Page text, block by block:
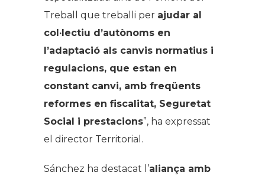
Treball que treballi per ajudar al
col·lectiu d’autònoms en
l’adaptació als canvis normatius i
regulacions, que estan en
constant canvi, amb freqüents
reformes en fiscalitat, Seguretat
Social i prestacions”, ha expressat
el director Territorial.
Sánchez ha destacat l’aliança amb